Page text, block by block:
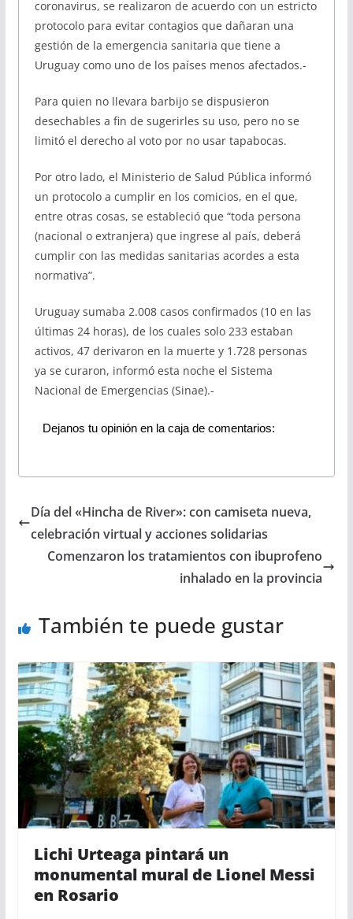
coronavirus, se realizaron de acuerdo con un estricto
protocolo para evitar contagios que dañaran una
gestión de la emergencia sanitaria que tiene a
Uruguay como uno de los países menos afectados.-
Para quien no llevara barbijo se dispusieron
desechables a fin de sugerirles su uso, pero no se
limitó el derecho al voto por no usar tapabocas.
Por otro lado, el Ministerio de Salud Pública informó
un protocolo a cumplir en los comicios, en el que,
entre otras cosas, se estableció que “toda persona
(nacional o extranjera) que ingrese al país, deberá
cumplir con las medidas sanitarias acordes a esta
normativa”.
Uruguay sumaba 2.008 casos confirmados (10 en las
últimas 24 horas), de los cuales solo 233 estaban
activos, 47 derivaron en la muerte y 1.728 personas
ya se curaron, informó esta noche el Sistema
Nacional de Emergencias (Sinae).-
Dejanos tu opinión en la caja de comentarios:
Día del «Hincha de River»: con camiseta nueva,
celebración virtual y acciones solidarias
Comenzaron los tratamientos con ibuprofeno
inhalado en la provincia
También te puede gustar
Lichi Urteaga pintará un
monumental mural de Lionel Messi
en Rosario